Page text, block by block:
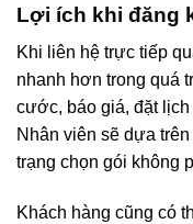
Lợi ích khi đăng
Khi liên hệ trực tiếp
nhanh hơn trong quá
cước, báo giá, đặt
Nhân viên sẽ dựa
trạng chọn gói không
Khách hàng cũng có